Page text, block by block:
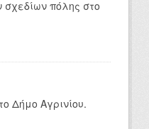
πόλης στο
Δήμο Αγρινίου.